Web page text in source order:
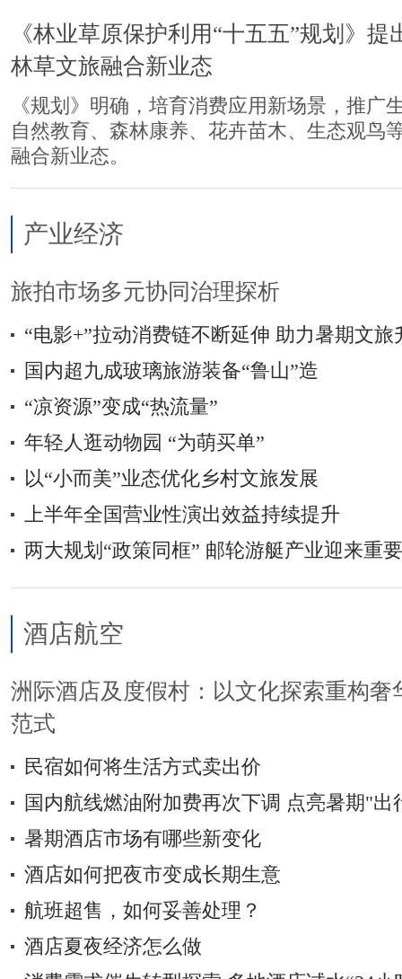
《林业草原保护利用“十五五”规划》提
林草文旅融合新业态
《规划》明确，培育消费应用新场景，推广
自然教育、森林康养、花卉苗木、生态观鸟
融合新业态。
产业经济
旅拍市场多元协同治理探析
“电影+”拉动消费链不断延伸 助力暑期文旅
国内超九成玻璃旅游装备“鲁山”造
“凉资源”变成“热流量”
年轻人逛动物园 “为萌买单”
以“小而美”业态优化乡村文旅发展
上半年全国营业性演出效益持续提升
两大规划“政策同框” 邮轮游艇产业迎来重
酒店航空
洲际酒店及度假村：以文化探索重构奢
范式
民宿如何将生活方式卖出价
国内航线燃油附加费再次下调 点亮暑期"出
暑期酒店市场有哪些新变化
酒店如何把夜市变成长期生意
航班超售，如何妥善处理？
酒店夏夜经济怎么做